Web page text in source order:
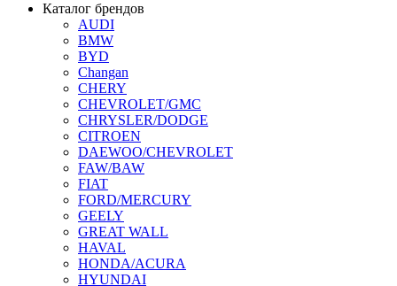
Каталог брендов
AUDI
BMW
BYD
Changan
CHERY
CHEVROLET/GMC
CHRYSLER/DODGE
CITROEN
DAEWOO/CHEVROLET
FAW/BAW
FIAT
FORD/MERCURY
GEELY
GREAT WALL
HAVAL
HONDA/ACURA
HYUNDAI